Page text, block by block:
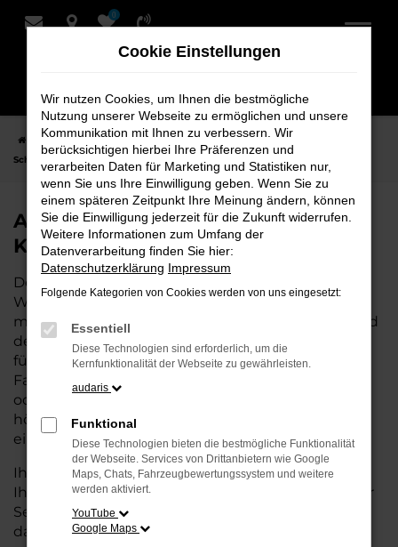
Zum
0
Startseite Weyhe Audi Audi Q3
Audi Q3 Neuwagen bei
Schmidt + Koch für Weyhe
Audi Q3 Neuwagen bei Schmidt +
Koch für Weyhe
Der Audi Q3 ist die perfekte Wahl für alle, die für
Weyhe einen Neuwagen suchen. Mit seiner
modernen Technik, seinem effizienten Antrieb und
dem stilvollen Design ist der Q3 die ideale Lösung
für jeden, der ein zuverlässiges und komfortables
Fahrzeug möchte. Egal, ob für den Stadtverkehr
oder längere Fahrten – der Q3 bietet Ihnen
höchsten Fahrkomfort, innovative Features und
eine herausragende Wirtschaftlichkeit.
Ihr Audi Autohaus in der Nähe von Weyhe steht
Ihnen mit einer breiten Auswahl an Neuwagen zur
Seite und bietet Ihnen umfassende
damit Sie das für Sie passende Fahrzeug finden.
Cookie Einstellungen
Wir nutzen Cookies, um Ihnen die bestmögliche
Nutzung unserer Webseite zu ermöglichen und unsere
Kommunikation mit Ihnen zu verbessern. Wir
berücksichtigen hierbei Ihre Präferenzen und
verarbeiten Daten für Marketing und Statistiken nur,
wenn Sie uns Ihre Einwilligung geben. Wenn Sie zu
einem späteren Zeitpunkt Ihre Meinung ändern, können
Sie die Einwilligung jederzeit für die Zukunft widerrufen.
Weitere Informationen zum Umfang der
Datenverarbeitung finden Sie hier:
Datenschutzerklärung Impressum
Folgende Kategorien von Cookies werden von uns eingesetzt:
Essentiell
Diese Technologien sind erforderlich, um die
Kernfunktionalität der Webseite zu gewährleisten.
audaris
Funktional
Diese Technologien bieten die bestmögliche Funktionalität
der Webseite. Services von Drittanbietern wie Google
Maps, Chats, Fahrzeugbewertungssystem und weitere
werden aktiviert.
YouTube
Google Maps